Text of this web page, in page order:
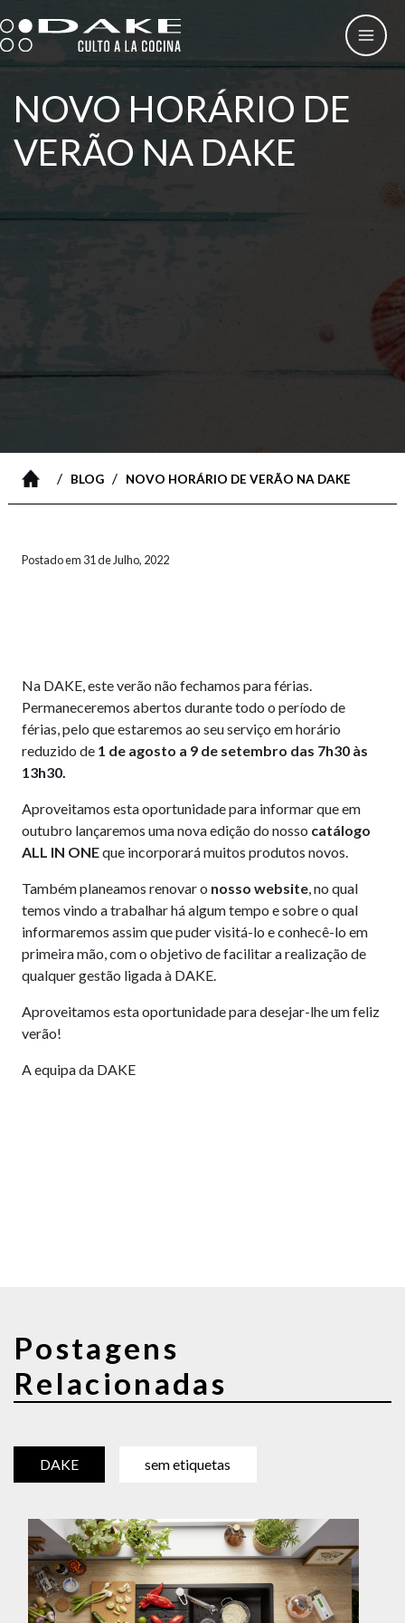
to
content
NOVO HORÁRIO DE
VERÃO NA DAKE
/ BLOG/ NOVO HORÁRIO DE VERÃO NA DAKE
Postado em 31 de Julho, 2022
Na DAKE, este verão não fechamos para férias.
Permaneceremos abertos durante todo o período de
férias, pelo que estaremos ao seu serviço em horário
reduzido de1 de agosto a 9 de setembro das 7h30 às
13h30.
Aproveitamos esta oportunidade para informar que em
outubro lançaremos uma nova edição do nosso catálogo
ALL IN ONEque incorporará muitos produtos novos.
Também planeamos renovar o nosso website, no qual
temos vindo a trabalhar há algum tempo e sobre o qual
informaremos assim que puder visitá-lo e conhecê-lo em
primeira mão, com o objetivo de facilitar a realização de
qualquer gestão ligada à DAKE.
Aproveitamos esta oportunidade para desejar-lhe um feliz
verão!
A equipa da DAKE
Postagens
Relacionadas
DAKE sem etiquetas